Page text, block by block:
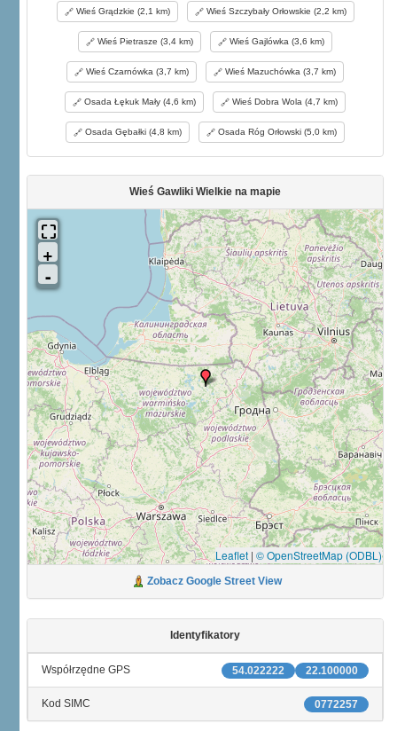
Wieś Grądzkie (2,1 km) Wieś Szczybały Orłowskie (2,2 km)
Wieś Pietrasze (3,4 km) Wieś Gajlówka (3,6 km)
Wieś Czarnówka (3,7 km) Wieś Mazuchówka (3,7 km)
Osada Łękuk Mały (4,6 km) Wieś Dobra Wola (4,7 km)
Osada Gębałki (4,8 km) Osada Róg Orłowski (5,0 km)
Wieś Gawliki Wielkie na mapie
Leaflet | © OpenStreetMap (ODBL)
Zobacz Google Street View
Identyfikatory
22.100000
54.022222
Współrzędne GPS
0772257
Kod SIMC